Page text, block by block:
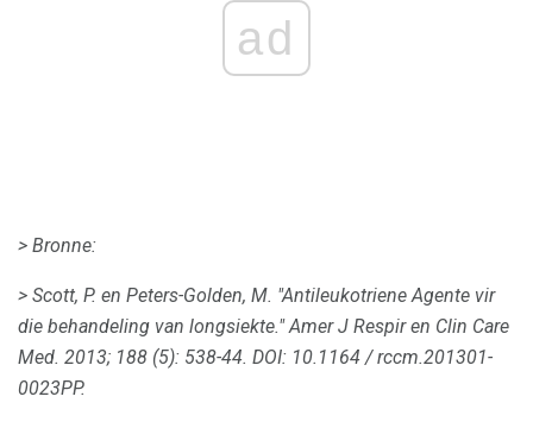
ad
> Bronne:
> Scott, P. en Peters-Golden, M. "Antileukotriene Agente vir
die behandeling van longsiekte." Amer J Respir en Clin Care
Med. 2013; 188 (5): 538-44. DOI: 10.1164 / rccm.201301-
0023PP.